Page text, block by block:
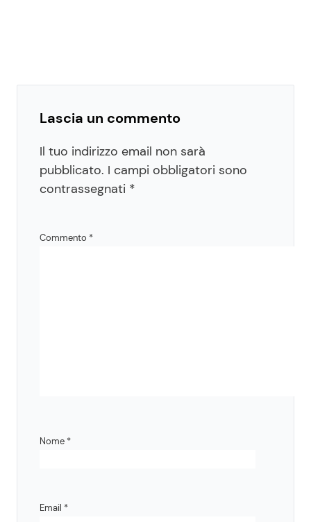
Lascia un commento
Il tuo indirizzo email non sarà
pubblicato. I campi obbligatori sono
contrassegnati *
Commento *
Nome *
Email *